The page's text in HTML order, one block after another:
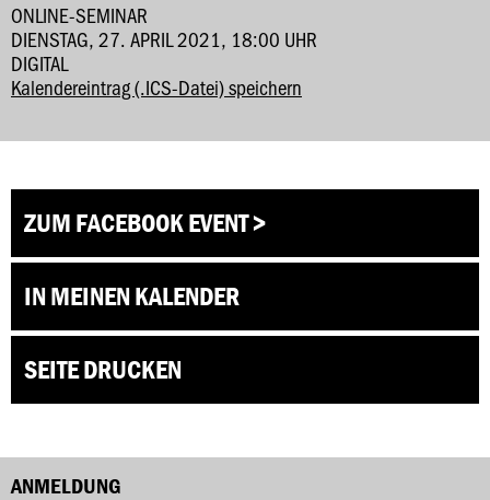
ONLINE-SEMINAR
DIENSTAG, 27. APRIL 2021, 18:00 UHR
DIGITAL
Kalendereintrag (.ICS-Datei) speichern
ZUM FACEBOOK EVENT >
IN MEINEN KALENDER
SEITE DRUCKEN
ANMELDUNG